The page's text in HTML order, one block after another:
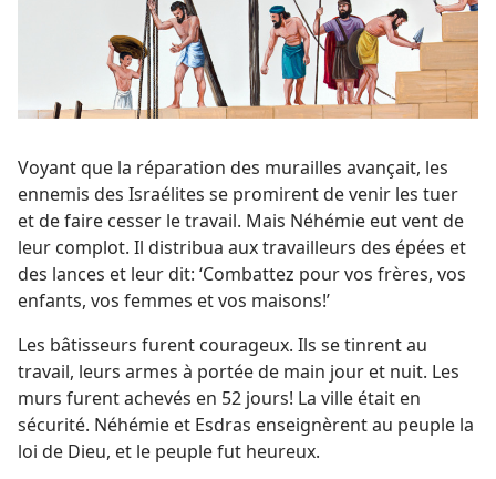
Voyant que la réparation des murailles avançait, les
ennemis des Israélites se promirent de venir les tuer
et de faire cesser le travail. Mais Néhémie eut vent de
leur complot. Il distribua aux travailleurs des épées et
des lances et leur dit: ‘Combattez pour vos frères, vos
enfants, vos femmes et vos maisons!’
Les bâtisseurs furent courageux. Ils se tinrent au
travail, leurs armes à portée de main jour et nuit. Les
murs furent achevés en 52 jours! La ville était en
sécurité. Néhémie et Esdras enseignèrent au peuple la
loi de Dieu, et le peuple fut heureux.